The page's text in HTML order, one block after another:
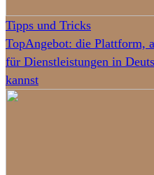
Tipps und Tricks
TopAngebot: die Plattform,
für Dienstleistungen in
kannst